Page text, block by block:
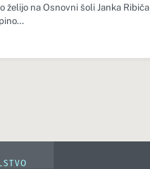
želijo na Osnovni šoli Janka Ribiča